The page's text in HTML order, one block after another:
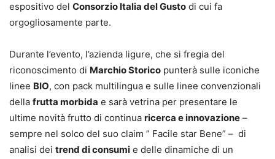
espositivo del Consorzio Italia del Gusto di cui fa
orgogliosamente parte.
Durante l’evento, l’azienda ligure, che si fregia del
riconoscimento di Marchio Storico punterà sulle iconiche
linee BIO, con pack multilingua e sulle linee convenzionali
della frutta morbida e sarà vetrina per presentare le
ultime novità frutto di continua ricerca e innovazione –
sempre nel solco del suo claim ” Facile star Bene” – di
analisi dei trend di consumi e delle dinamiche di un